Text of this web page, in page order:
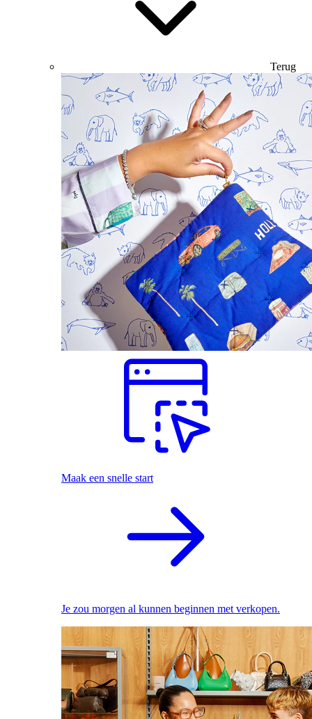
Terug
Maak een snelle start
Je zou morgen al kunnen beginnen met verkopen.